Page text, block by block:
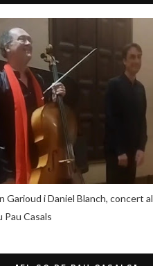
Garioud i Daniel Blanch, concert al
Pau Casals